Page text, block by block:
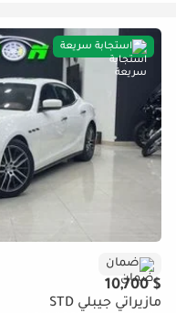
استجابة سريعة
ضمان
$ 10,700
مازيراتي جيبلي STD